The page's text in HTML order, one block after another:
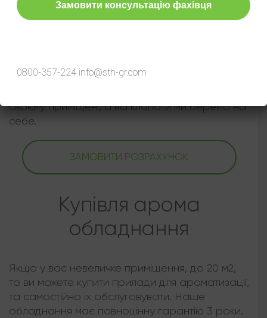
Ароматизація під ключ
практичне рішення для системних підприємців.
своєму приміщені, а всі клопоти ми беремо на
себе.
ЗАМОВИТИ РОЗРАХУНОК
Купівля арома
обладнання
Якщо у вас невеличке приміщення, до 20 м2,
то ви можете купити прилади для ароматизації,
та самостійно їх обслуговувати. Наше
обладнання має повноцінну гарантію 3 роки.
0800-357-224 info@sth-gr.com